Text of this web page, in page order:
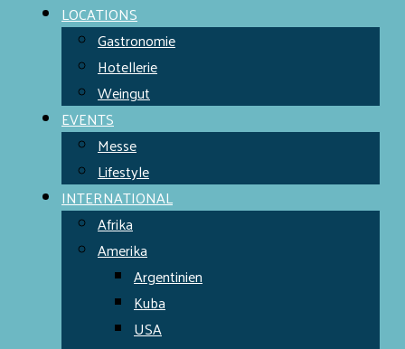
LOCATIONS
Gastronomie
Hotellerie
Weingut
EVENTS
Messe
Lifestyle
INTERNATIONAL
Afrika
Amerika
Argentinien
Kuba
USA